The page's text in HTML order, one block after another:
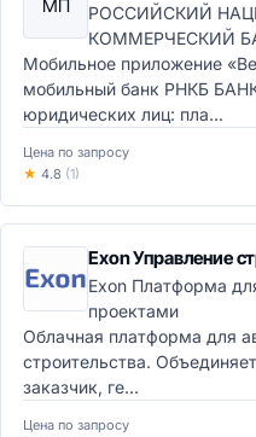
МП
РОССИЙСКИЙ
КОММЕРЧЕСКИЙ
Мобильное приложение
мобильный банк РНКБ
юридических лиц: пла...
Цена по запросу
★ 4.8 (1)
Exon Управление
Exon Платформа
проектами
Облачная платформа для
строительства.
заказчик, ге...
Цена по запросу